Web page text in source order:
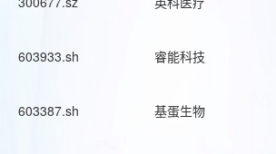
603933.sh 睿能科技
603387.sh 基蛋生物